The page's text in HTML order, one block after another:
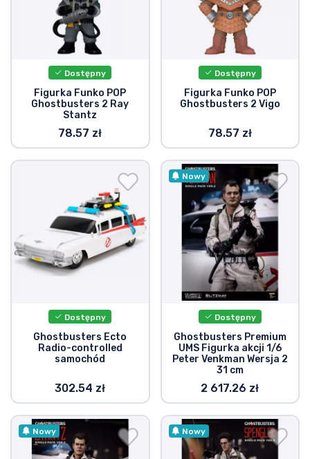
Dostępny
Figurka Funko POP
Ghostbusters 2 Ray
Stantz
78.57 zł
Dostępny
Figurka Funko POP
Ghostbusters 2 Vigo
78.57 zł
Dostępny
Ghostbusters Ecto
Radio-controlled
samochód
302.54 zł
Nowy
Dostępny
Ghostbusters Premium
UMS Figurka akcji 1/6
Peter Venkman Wersja 2
31 cm
2 617.26 zł
Nowy Nowy